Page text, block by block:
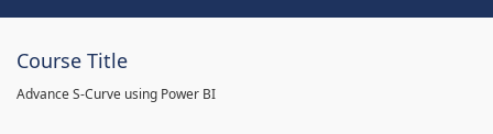
Course Title
Advance S-Curve using Power BI